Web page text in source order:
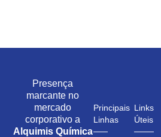
Presença
marcante no
mercado
corporativo a
Alquimis Química
Principais
Linhas
Links
Úteis